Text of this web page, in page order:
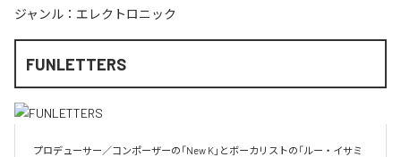
ジャンル： エレクトロニック
FUNLETTERS
プロデューサー／コンポーザーの「New K」とボーカリストの「ルー・イサミ